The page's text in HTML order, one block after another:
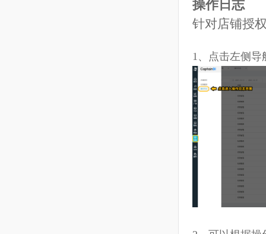
操作日志
针对店铺